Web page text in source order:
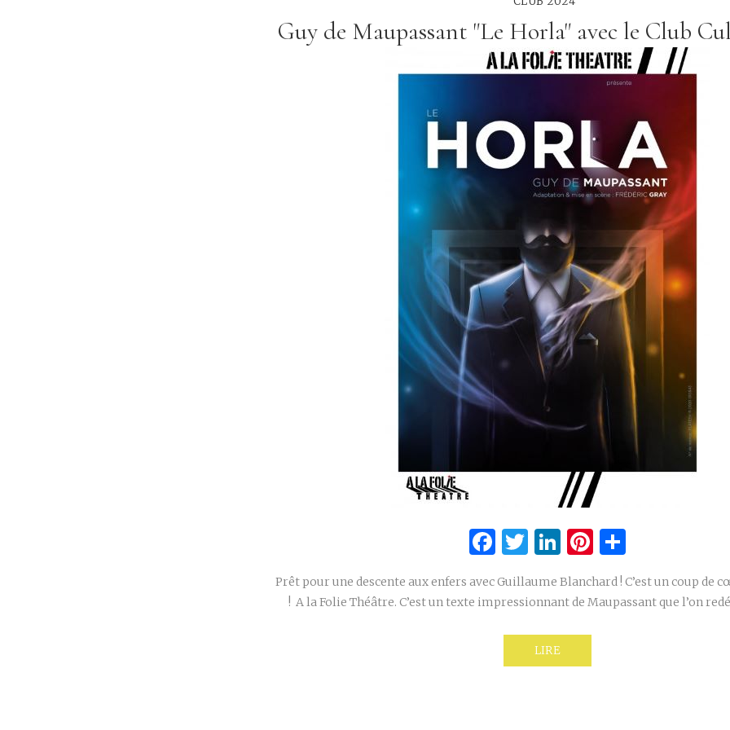
Guy de Maupassant "Le Horla" avec le Club
Facebook
Twitter
LinkedIn
Pinterest
Prêt pour une descente aux enfers avec Guillaume Blanchard ! C’est un coup de
! A la Folie Théâtre. C’est un texte impressionnant de Maupassant que l’on
LIRE